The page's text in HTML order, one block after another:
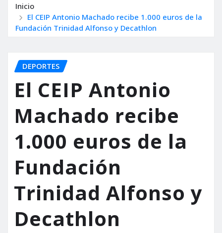
Inicio
El CEIP Antonio Machado recibe 1.000 euros de la
Fundación Trinidad Alfonso y Decathlon
DEPORTES
El CEIP Antonio
Machado recibe
1.000 euros de la
Fundación
Trinidad Alfonso y
Decathlon